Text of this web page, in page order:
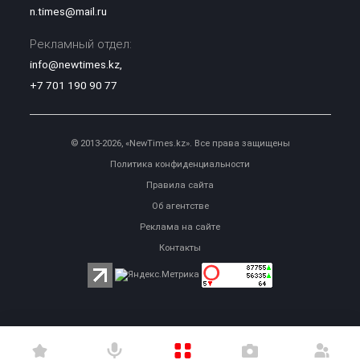
n.times@mail.ru
Рекламный отдел:
info@newtimes.kz,
+7 701 190 90 77
© 2013-2026, «NewTimes.kz». Все права защищены
Политика конфиденциальности
Правила сайта
Об агентстве
Реклама на сайте
Контакты